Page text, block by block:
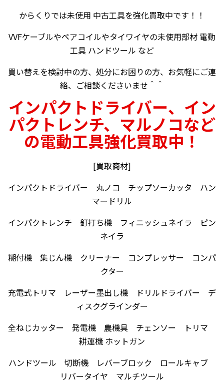
からくりでは未使用 中古工具を強化買取中です！！
VVFケーブルやペアコイルやタイワイヤの未使用部材 電動
工具 ハンドツール など
買い替えを検討中の方、処分にお困りの方、お気軽にご連
絡、ご相談くださいませ＾＾
インパクトドライバー、イン
パクトレンチ、マルノコなど
の電動工具強化買取中！
[買取商材]
インパクトドライバー 丸ノコ チップソーカッタ ハン
マードリル
インパクトレンチ 釘打ち機 フィニッシュネイラ ピン
ネイラ
糊付機 集じん機 クリーナー コンプレッサー コンパ
クター
充電式トリマ レーザー墨出し機 ドリルドライバー デ
ィスクグラインダー
全ねじカッター 発電機 農機具 チェンソー トリマ
耕運機 ホットガン
ハンドツール 切断機 レバーブロック ロールキャブ
リバータイヤ マルチツール